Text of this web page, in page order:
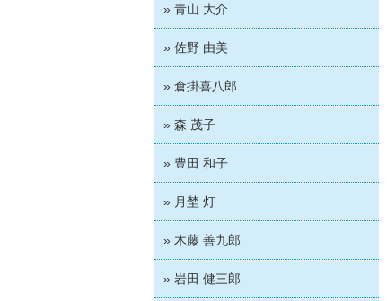
» 青山 大介
» 佐野 由美
» 倉掛喜八郎
» 森 茂子
» 豊田 和子
» 月埜 灯
» 木藤 善九郎
» 岩田 健三郎